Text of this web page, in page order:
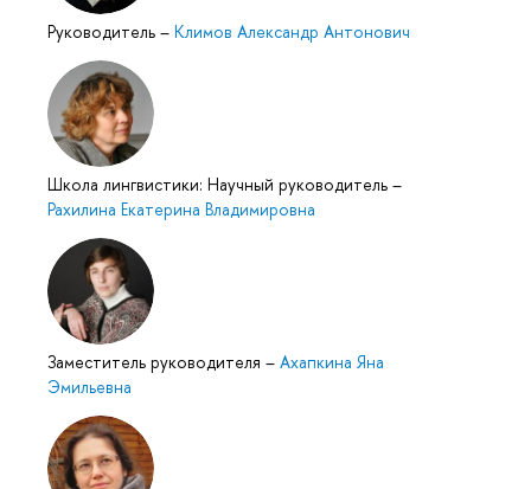
Руководитель – Климов Александр Антонович
Школа лингвистики: Научный руководитель –
Рахилина Екатерина Владимировна
Заместитель руководителя – Ахапкина Яна
Эмильевна